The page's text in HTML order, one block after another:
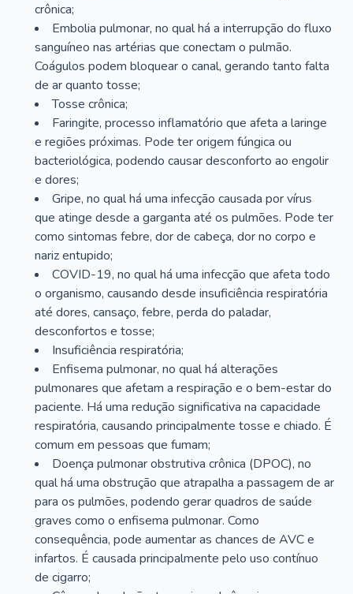
crônica;
Embolia pulmonar, no qual há a interrupção do fluxo
sanguíneo nas artérias que conectam o pulmão.
Coágulos podem bloquear o canal, gerando tanto falta
de ar quanto tosse;
Tosse crônica;
Faringite, processo inflamatório que afeta a laringe
e regiões próximas. Pode ter origem fúngica ou
bacteriológica, podendo causar desconforto ao engolir
e dores;
Gripe, no qual há uma infecção causada por vírus
que atinge desde a garganta até os pulmões. Pode ter
como sintomas febre, dor de cabeça, dor no corpo e
nariz entupido;
COVID-19, no qual há uma infecção que afeta todo
o organismo, causando desde insuficiência respiratória
até dores, cansaço, febre, perda do paladar,
desconfortos e tosse;
Insuficiência respiratória;
Enfisema pulmonar, no qual há alterações
pulmonares que afetam a respiração e o bem-estar do
paciente. Há uma redução significativa na capacidade
respiratória, causando principalmente tosse e chiado. É
comum em pessoas que fumam;
Doença pulmonar obstrutiva crônica (DPOC), no
qual há uma obstrução que atrapalha a passagem de ar
para os pulmões, podendo gerar quadros de saúde
graves como o enfisema pulmonar. Como
consequência, pode aumentar as chances de AVC e
infartos. É causada principalmente pelo uso contínuo
de cigarro;